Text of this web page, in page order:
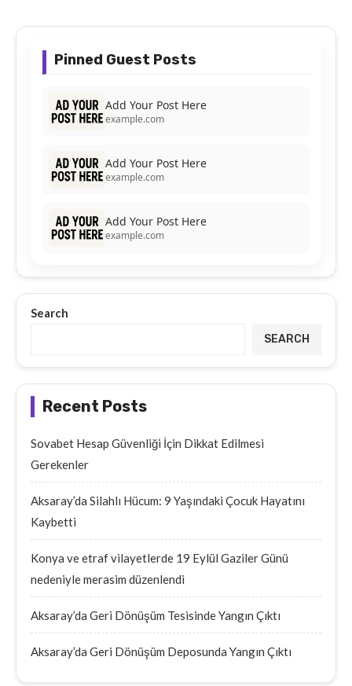
Pinned Guest Posts
Add Your Post Here
example.com
Add Your Post Here
example.com
Add Your Post Here
example.com
Search
SEARCH
Recent Posts
Sovabet Hesap Güvenliği İçin Dikkat Edilmesi
Gerekenler
Aksaray’da Silahlı Hücum: 9 Yaşındaki Çocuk Hayatını
Kaybetti
Konya ve etraf vilayetlerde 19 Eylül Gaziler Günü
nedeniyle merasim düzenlendi
Aksaray’da Geri Dönüşüm Tesisinde Yangın Çıktı
Aksaray’da Geri Dönüşüm Deposunda Yangın Çıktı